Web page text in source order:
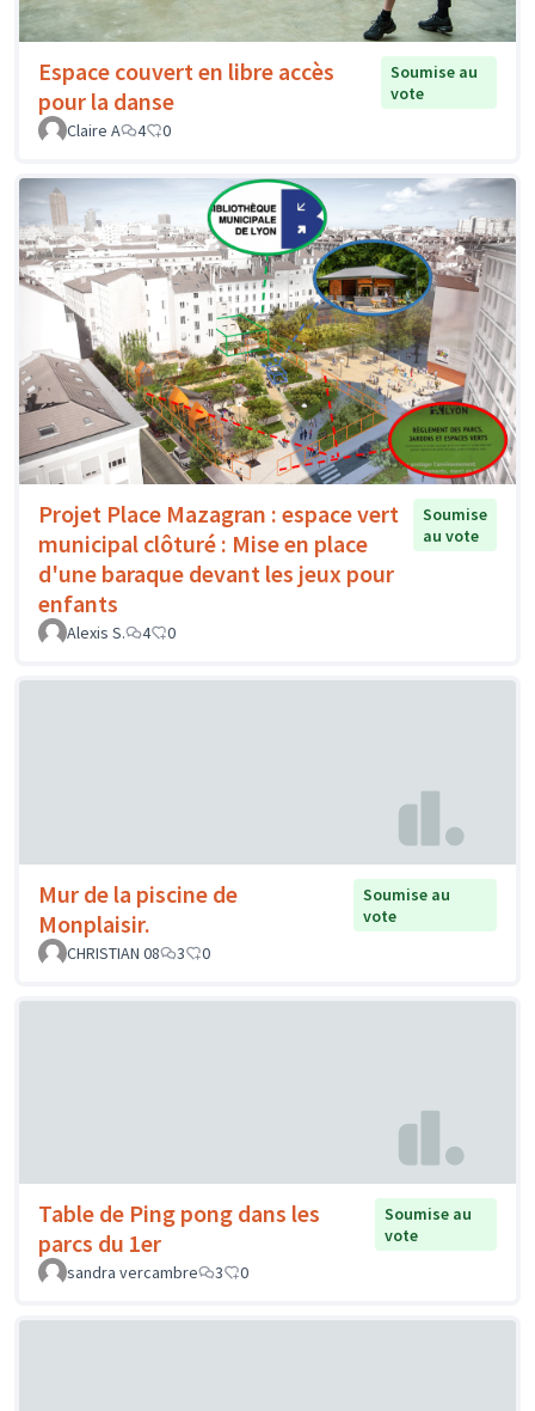
Espace couvert en libre accès
pour la danse
Soumise au
vote
Claire A
4 0
Projet Place Mazagran : espace vert
municipal clôturé : Mise en place
d'une baraque devant les jeux pour
enfants
Soumise
au vote
Alexis S. 4 0
Mur de la piscine de
Monplaisir.
Soumise au
vote
CHRISTIAN 08
3 0
Table de Ping pong dans les
parcs du 1er
Soumise au
vote
sandra vercambre
3 0